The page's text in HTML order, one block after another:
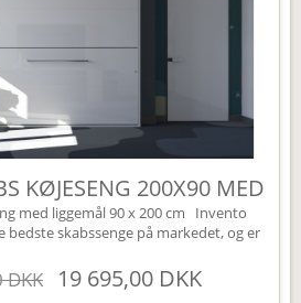
KØJESENG 200X90 MED
LED
med liggemål 90 x 200 cm Invento
bedste skabssenge på markedet, og er
Murphy bed. Den har en kvalitets
via et gasdæmpnings system. Dette
af sengen. En skabsseng er den
19 695,00 DKK